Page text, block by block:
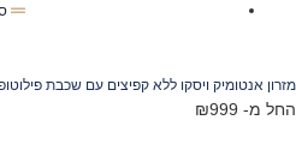
אנטומיק ויסקו ללא קפיצים עם שכבת פילוטופ
מ- ₪999